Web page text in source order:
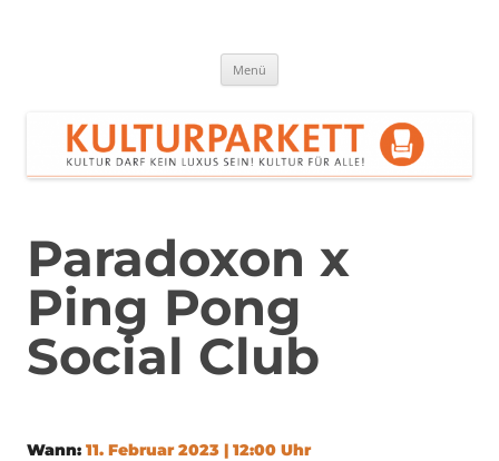
Menü
Paradoxon x
Ping Pong
Social Club
Wann: 11. Februar 2023 | 12:00 Uhr